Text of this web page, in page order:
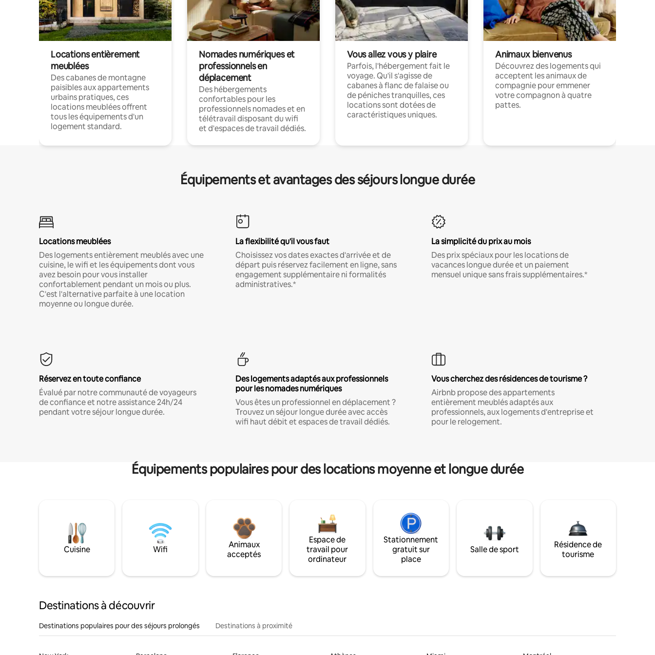
Locations entièrement
meublées
Des cabanes de montagne
paisibles aux appartements
urbains pratiques, ces
locations meublées offrent
tous les équipements d'un
logement standard.
Nomades numériques et
professionnels en
déplacement
Des hébergements
confortables pour les
professionnels nomades et en
télétravail disposant du wifi
et d'espaces de travail dédiés.
Vous allez vous y plaire
Parfois, l'hébergement fait le
voyage. Qu'il s'agisse de
cabanes à flanc de falaise ou
de péniches tranquilles, ces
locations sont dotées de
caractéristiques uniques.
Animaux bienvenus
Découvrez des logements qui
acceptent les animaux de
compagnie pour emmener
votre compagnon à quatre
pattes.
Équipements et avantages des séjours longue durée
Locations meublées
Des logements entièrement meublés avec une
cuisine, le wifi et les équipements dont vous
avez besoin pour vous installer
confortablement pendant un mois ou plus.
C'est l'alternative parfaite à une location
moyenne ou longue durée.
La flexibilité qu'il vous faut
Choisissez vos dates exactes d'arrivée et de
départ puis réservez facilement en ligne, sans
engagement supplémentaire ni formalités
administratives.*
La simplicité du prix au mois
Des prix spéciaux pour les locations de
vacances longue durée et un paiement
mensuel unique sans frais supplémentaires.*
Réservez en toute confiance
Évalué par notre communauté de voyageurs
de confiance et notre assistance 24h/24
pendant votre séjour longue durée.
Des logements adaptés aux professionnels
pour les nomades numériques
Vous êtes un professionnel en déplacement ?
Trouvez un séjour longue durée avec accès
wifi haut débit et espaces de travail dédiés.
Vous cherchez des résidences de tourisme ?
Airbnb propose des appartements
entièrement meublés adaptés aux
professionnels, aux logements d'entreprise et
pour le relogement.
Équipements populaires pour des locations moyenne et longue durée
Cuisine Wifi
Animaux
acceptés
Espace de
travail pour
ordinateur
Stationnement
gratuit sur
place
Salle de sport
Résidence de
tourisme
Destinations à découvrir
Destinations populaires pour des séjours prolongés Destinations à proximité